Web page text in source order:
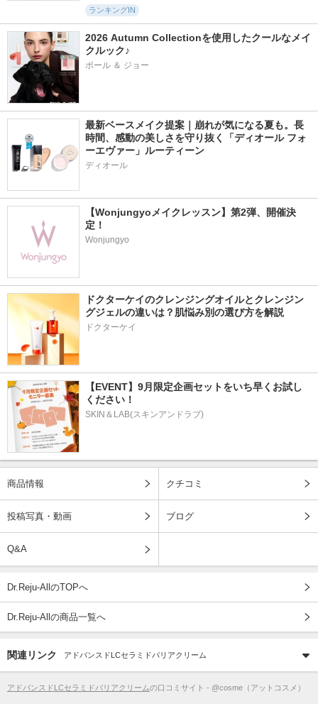
ランキングIN
2026 Autumn Collectionを使用したクールなメイ
クルック♪
ポール ＆ ジョー
最新ベースメイク提案｜崩れが気になる夏も。長
時間、感動の美しさを守り抜く「ディオール フォ
ーエヴァー」ルーティーン
ディオール
【Wonjungyoメイクレッスン】第2弾、開催決
定！
Wonjungyo
ドクターケイのクレンジングオイルとクレンジン
グジェルの違いは？肌悩み別の選び方を解説
ドクターケイ
【EVENT】9月限定企画セットをいち早くお試し
ください！
SKIN＆LAB(スキンアンドラブ)
商品情報 クチコミ
投稿写真・動画 ブログ
Q&A
Dr.Reju-AllのTOPへ
Dr.Reju-Allの商品一覧へ
関連リンク アドバンスドLCセラミドバリアクリーム
アドバンスドLCセラミドバリアクリームの口コミサイト - @cosme（アットコスメ）